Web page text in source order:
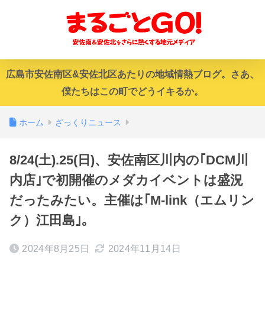
広島市安佐南区&安佐北区あたりの地域情熱ブログ。さあ、
僕たちはこの町でどうイキるか。
ホーム ざっくりニュース
8/24(土).25(日)、安佐南区川内の｢DCM川
内店｣で初開催のメダカイベントは盛況
だったみたい。主催は｢M-link（エムリン
ク）江田島｣。
2024年8月25日 2024年11月14日